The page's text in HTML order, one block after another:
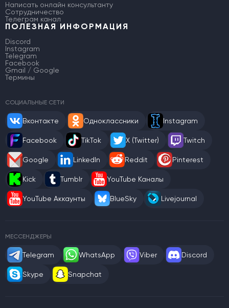
Написать онлайн консультанту
Сотрудничество
Телеграм канал
ПОЛЕЗНАЯ ИНФОРМАЦИЯ
Discord
Instagram
Telegram
Facebook
Gmail / Google
Термины
СОЦИАЛЬНЫЕ СЕТИ
Вконтакте Одноклассники Instagram
Facebook TikTok X (Twitter) Twitch
Google LinkedIn Reddit Pinterest
Kick Tumblr YouTube Каналы
YouTube Аккаунты BlueSky Livejournal
МЕССЕНДЖЕРЫ
Telegram WhatsApp Viber Discord
Skype Snapchat